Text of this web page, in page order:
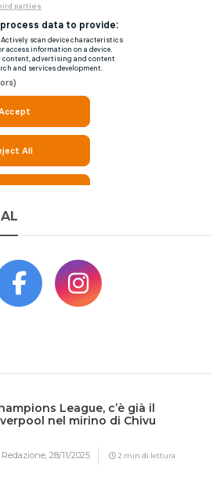
League, c’è già il
nel mirino di Chivu
Redazione,28/11/2025 2 min di lettura